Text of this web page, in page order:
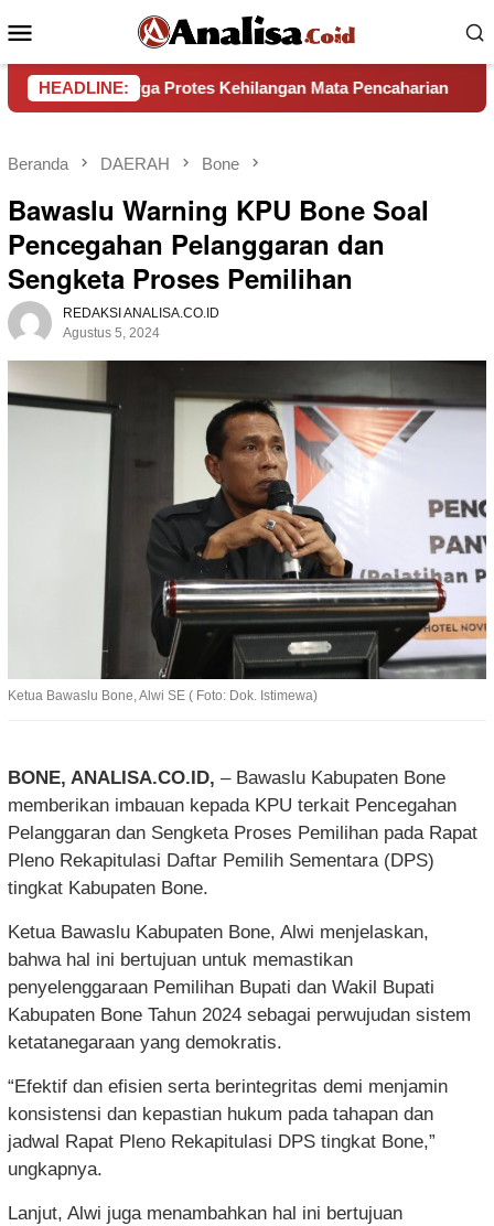
ke
kontenMobile
HEADLINE:
Protes Kehilangan Mata Pencaharian Pemkab
Beranda DAERAH Bone
Bawaslu Warning KPU Bone Soal
Pencegahan Pelanggaran dan
Sengketa Proses Pemilihan
REDAKSI ANALISA.CO.ID
Agustus 5, 2024
Ketua Bawaslu Bone, Alwi SE ( Foto: Dok. Istimewa)
BONE, ANALISA.CO.ID, – Bawaslu Kabupaten Bone
memberikan imbauan kepada KPU terkait Pencegahan
Pelanggaran dan Sengketa Proses Pemilihan pada Rapat
Pleno Rekapitulasi Daftar Pemilih Sementara (DPS)
tingkat Kabupaten Bone.
Ketua Bawaslu Kabupaten Bone, Alwi menjelaskan,
bahwa hal ini bertujuan untuk memastikan
penyelenggaraan Pemilihan Bupati dan Wakil Bupati
Kabupaten Bone Tahun 2024 sebagai perwujudan sistem
ketatanegaraan yang demokratis.
“Efektif dan efisien serta berintegritas demi menjamin
konsistensi dan kepastian hukum pada tahapan dan
jadwal Rapat Pleno Rekapitulasi DPS tingkat Bone,”
ungkapnya.
Lanjut, Alwi juga menambahkan hal ini bertujuan